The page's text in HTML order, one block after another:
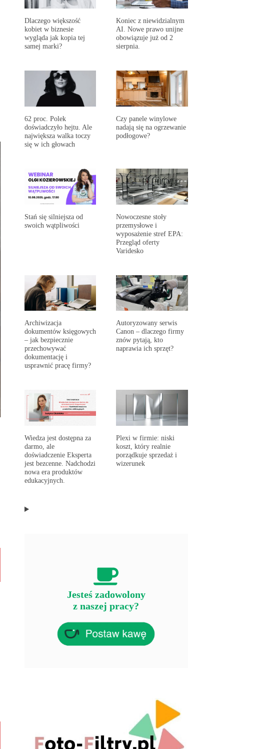
Dlaczego większość
kobiet w biznesie
wygląda jak kopia tej
samej marki?
Koniec z niewidzialnym
AI. Nowe prawo unijne
obowiązuje już od 2
sierpnia.
62 proc. Polek
doświadczyło hejtu. Ale
największa walka toczy
się w ich głowach
Czy panele winylowe
nadają się na ogrzewanie
podłogowe?
Stań się silniejsza od
swoich wątpliwości
Nowoczesne stoły
przemysłowe i
wyposażenie stref EPA:
Przegląd oferty
Varidesko
Archiwizacja
dokumentów księgowych
– jak bezpiecznie
przechowywać
dokumentację i
usprawnić pracę firmy?
Autoryzowany serwis
Canon – dlaczego firmy
znów pytają, kto
naprawia ich sprzęt?
Wiedza jest dostępna za
darmo, ale
doświadczenie Eksperta
jest bezcenne. Nadchodzi
nowa era produktów
edukacyjnych.
Plexi w firmie: niski
koszt, który realnie
porządkuje sprzedaż i
wizerunek
Jesteś zadowolony
z naszej pracy?